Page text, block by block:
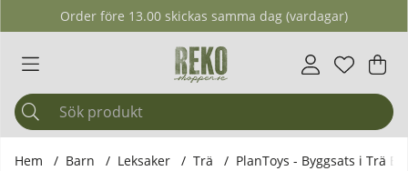
Order före 13.00 skickas samma dag (vardagar)
Antal i
. .
Hem Barn Leksaker Trä PlanToys - Byggsats i Trä